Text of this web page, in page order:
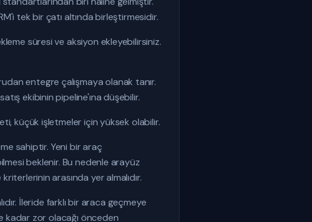
tek bir çatı altında birleştirmesidir.
süresi ve aksiyon ekleyebilirsiniz.
entegre çalışmaya olanak tanır.
ekibinin pipeline'ına düşebilir.
küçük işletmeler için yüksek olabilir.
sahiptir. Yeni bir araç
beklenir. Bu nedenle arayüz
arasında yer almalıdır.
İleride farklı bir araca geçmeye
kadar zor olacağı önceden